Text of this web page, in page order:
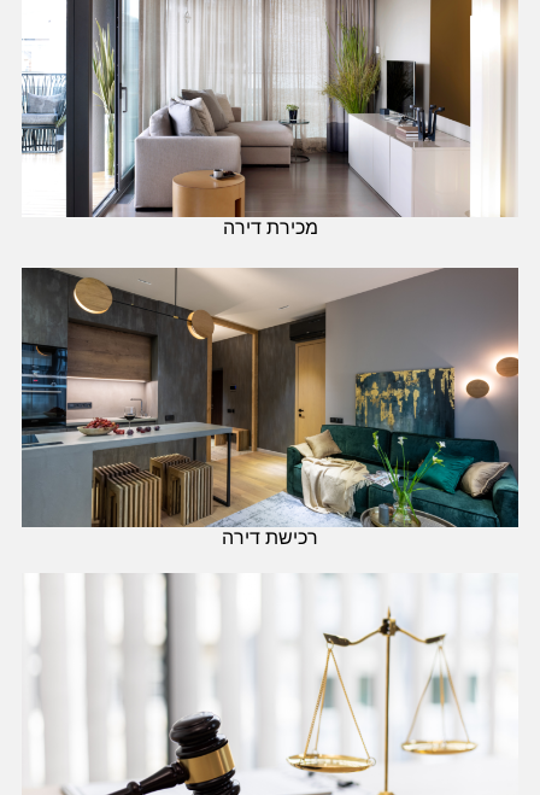
מכירת דירה
רכישת דירה